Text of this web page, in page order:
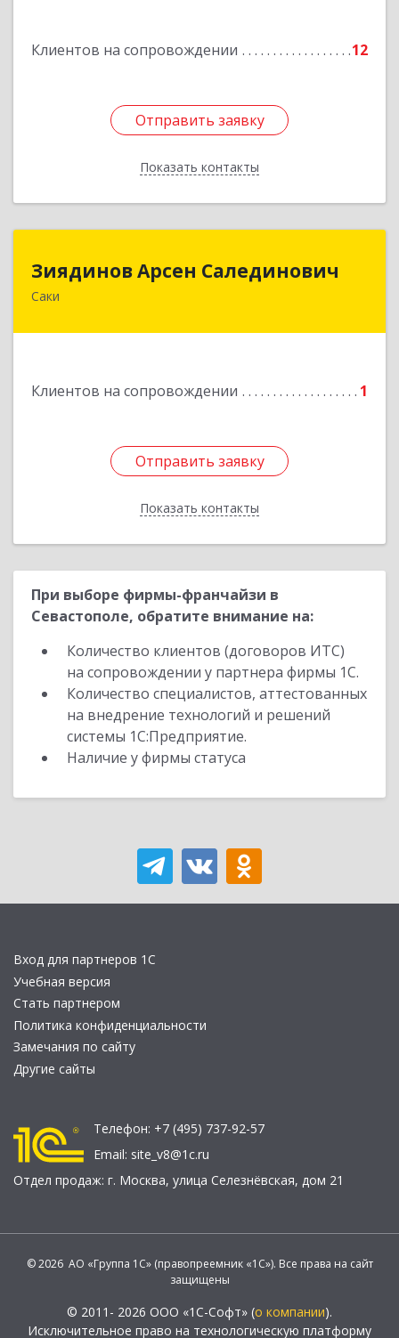
Клиентов на сопровождении 12
Отправить заявку
Показать контакты
Отправить заявку
Назад
Зиядинов Арсен Салединович
Саки
Клиентов на сопровождении 1
Отправить заявку
Показать контакты
Отправить заявку
Назад
При выборе фирмы-франчайзи в
Севастополе, обратите внимание на:
Количество клиентов (договоров ИТС)
на сопровождении у партнера фирмы 1С.
Количество специалистов, аттестованных
на внедрение технологий и решений
системы 1С:Предприятие.
Наличие у фирмы статуса
Вход для партнеров 1С
Учебная версия
Стать партнером
Политика конфиденциальности
Замечания по сайту
Другие сайты
Телефон: +7 (495) 737-92-57
Email: site_v8@1c.ru
Отдел продаж: г. Москва, улица Селезнёвская, дом 21
© 2026 АО «Группа 1С» (правопреемник «1С»). Все права на сайт
защищены
© 2011- 2026 ООО «1С-Софт» (о компании).
Исключительное право на технологическую платформу